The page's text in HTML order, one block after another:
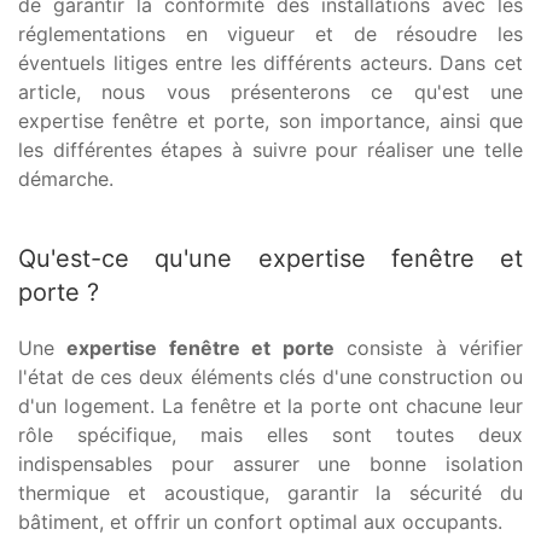
réglementations en vigueur et de résoudre les
éventuels litiges entre les différents acteurs. Dans cet
article, nous vous présenterons ce qu'est une
expertise fenêtre et porte, son importance, ainsi que
les différentes étapes à suivre pour réaliser une telle
démarche.
Qu'est-ce qu'une expertise fenêtre et
porte ?
Uneexpertise fenêtre et porte consiste à vérifier
l'état de ces deux éléments clés d'une construction ou
d'un logement. La fenêtre et la porte ont chacune leur
rôle spécifique, mais elles sont toutes deux
indispensables pour assurer une bonne isolation
thermique et acoustique, garantir la sécurité du
bâtiment, et offrir un confort optimal aux occupants.